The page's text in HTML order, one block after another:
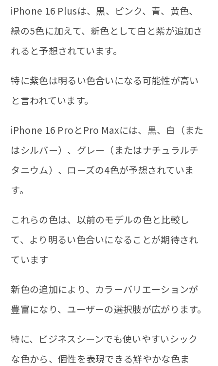
iPhone 16 Plusは、黒、ピンク、青、黄色、
緑の5色に加えて、新色として白と紫が追加さ
れると予想されています。
特に紫色は明るい色合いになる可能性が高い
と言われています。
iPhone 16 ProとPro Maxには、黒、白（また
はシルバー）、グレー（またはナチュラルチ
タニウム）、ローズの4色が予想されていま
す。
これらの色は、以前のモデルの色と比較し
て、より明るい色合いになることが期待され
ています
新色の追加により、カラーバリエーションが
豊富になり、ユーザーの選択肢が広がります。
特に、ビジネスシーンでも使いやすいシック
な色から、個性を表現できる鮮やかな色ま